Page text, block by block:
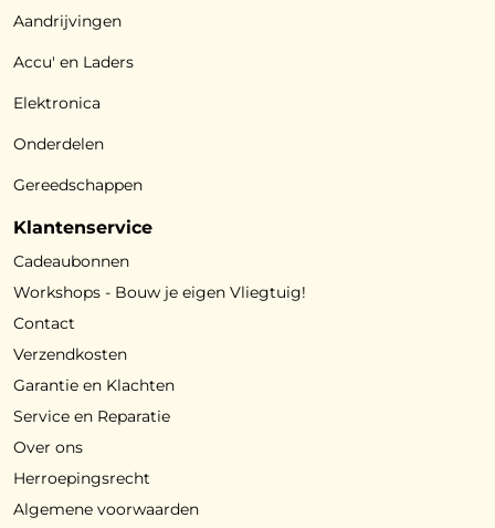
Aandrijvingen
Accu' en Laders
Elektronica
Onderdelen
Gereedschappen
Klantenservice
Cadeaubonnen
Workshops - Bouw je eigen Vliegtuig!
Contact
Verzendkosten
Garantie en Klachten
Service en Reparatie
Over ons
Herroepingsrecht
Algemene voorwaarden